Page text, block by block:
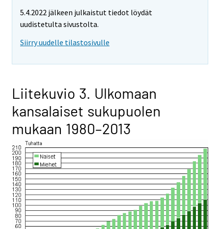
5.4.2022 jälkeen julkaistut tiedot löydät
uudistetulta sivustolta.
Siirry uudelle tilastosivulle
Liitekuvio 3. Ulkomaan
kansalaiset sukupuolen
mukaan 1980–2013